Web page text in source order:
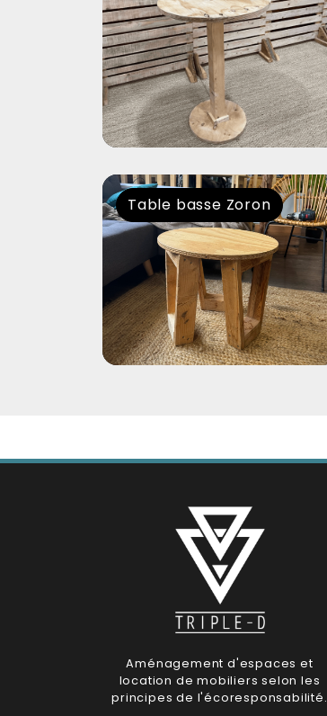
Table basse Zoron
Aménagement d'espaces et
location de mobiliers selon les
principes de l'écoresponsabilité.